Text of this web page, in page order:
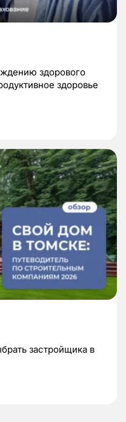
здорового
здоровье
застройщика в